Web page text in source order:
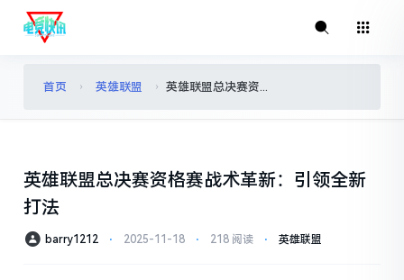
首页 › 英雄联盟 ›
英雄联盟总决赛资格赛战术革新：引领全新
打法
barry1212 ⋅ 2025-11-18 ⋅ 218 阅读 ⋅ 英雄联盟